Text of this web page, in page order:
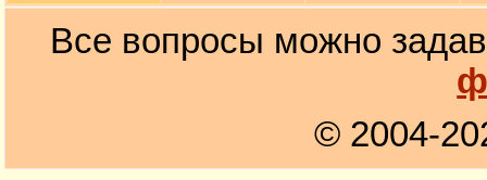
Все вопросы можно
© 2004-